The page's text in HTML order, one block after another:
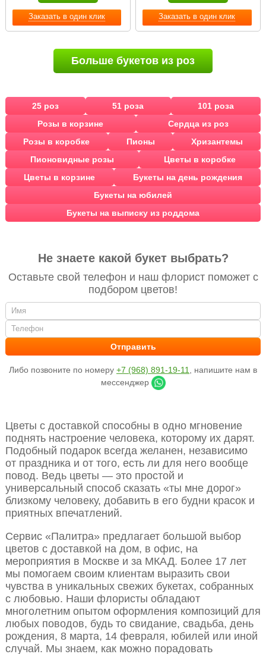
Заказать в один клик Заказать в один клик
Больше букетов из роз
25 роз 51 роза
101 роза
Розы в корзине
Сердца из роз
Розы в коробке
Пионы
Хризантемы
Пионовидные розы
Цветы в коробке
Цветы в корзине
Букеты на день рождения
Букеты на юбилей
Букеты на выписку из роддома
Не знаете какой букет выбрать?
Оставьте свой телефон и наш флорист поможет с
подбором цветов!
Либо позвоните по номеру +7 (968) 891-19-11
, напишите нам в
мессенджер
Цветы с доставкой способны в одно мгновение
поднять настроение человека, которому их дарят.
Подобный подарок всегда желанен, независимо
от праздника и от того, есть ли для него вообще
повод. Ведь цветы — это простой и
универсальный способ сказать «ты мне дорог»
близкому человеку, добавить в его будни красок и
приятных впечатлений.
Сервис «Палитра» предлагает большой выбор
цветов с доставкой на дом, в офис, на
мероприятия в Москве и за МКАД. Более 17 лет
мы помогаем своим клиентам выразить свои
чувства в уникальных свежих букетах, собранных
с любовью. Наши флористы обладают
многолетним опытом оформления композиций для
любых поводов, будь то свидание, свадьба, день
рождения, 8 марта, 14 февраля, юбилей или иной
случай. Мы знаем, как можно порадовать